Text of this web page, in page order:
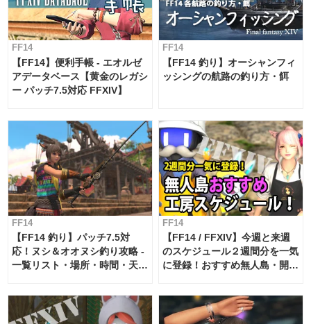
FF14
【FF14】便利手帳 - エオルゼ
アデータベース【黄金のレガシ
ー パッチ7.5対応 FFXIV】
FF14
【FF14 釣り】オーシャンフィ
ッシングの航路の釣り方・餌
FF14
【FF14 釣り】パッチ7.5対
応！ヌシ＆オオヌシ釣り攻略 -
一覧リスト・場所・時間・天
FF14
【FF14 / FFXIV】今週と来週
のスケジュール２週間分を一気
に登録！おすすめ無人島・開拓
対応 / 毎週更新中】